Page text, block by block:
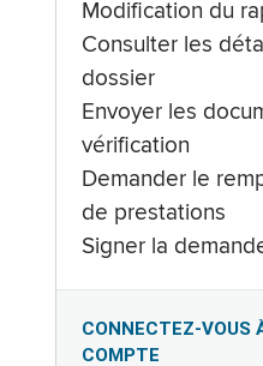
Modification du
Consulter les
dossier
Envoyer les
vérification
Demander le
de prestations
Signer la
CONNECTEZ-VOUS
COMPTE